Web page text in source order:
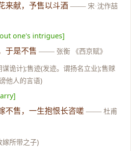
来献，予售以斗酒 —— 宋·沈作喆
one's intrigues]
于是不售 —— 张衡 《西京赋》
谋诡计);售迹(发迹。谓扬名立业);售赇
他人的言语)
不售，一生抱恨长咨嗟 —— 杜甫
嫁所带之子)